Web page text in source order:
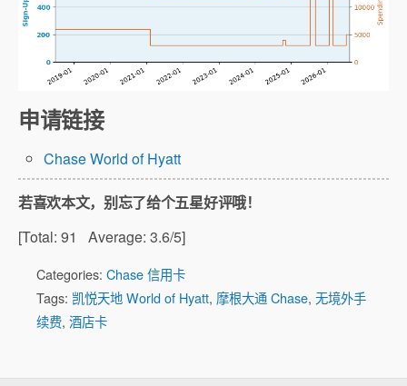
申请链接
Chase World of Hyatt
若喜欢本文，别忘了给个五星好评哦！
[Total: 91 Average: 3.6/5]
Categories: Chase 信用卡
Tags: 凯悦天地 World of Hyatt, 摩根大通 Chase, 无境外手
续费, 酒店卡